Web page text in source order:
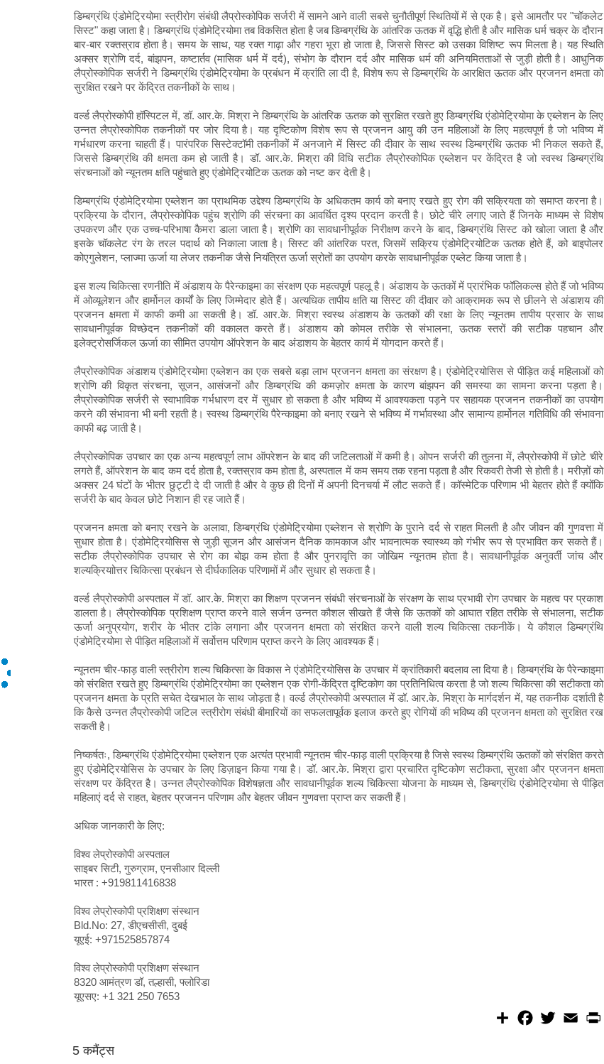
डिम्बग्रंथि एंडोमेट्रियोमा स्त्रीरोग संबंधी लैप्रोस्कोपिक सर्जरी में सामने आने वाली सबसे चुनौतीपूर्ण स्थितियों में से एक है। इसे आमतौर पर "चॉकलेट
सिस्ट" कहा जाता है। डिम्बग्रंथि एंडोमेट्रियोमा तब विकसित होता है जब डिम्बग्रंथि के आंतरिक ऊतक में वृद्धि होती है और मासिक धर्म चक्र के दौरान
बार-बार रक्तस्राव होता है। समय के साथ, यह रक्त गाढ़ा और गहरा भूरा हो जाता है, जिससे सिस्ट को उसका विशिष्ट रूप मिलता है। यह स्थिति
अक्सर श्रोणि दर्द, बांझपन, कष्टार्तव (मासिक धर्म में दर्द), संभोग के दौरान दर्द और मासिक धर्म की अनियमितताओं से जुड़ी होती है। आधुनिक
लैप्रोस्कोपिक सर्जरी ने डिम्बग्रंथि एंडोमेट्रियोमा के प्रबंधन में क्रांति ला दी है, विशेष रूप से डिम्बग्रंथि के आरक्षित ऊतक और प्रजनन क्षमता को
सुरक्षित रखने पर केंद्रित तकनीकों के साथ।
वर्ल्ड लैप्रोस्कोपी हॉस्पिटल में, डॉ. आर.के. मिश्रा ने डिम्बग्रंथि के आंतरिक ऊतक को सुरक्षित रखते हुए डिम्बग्रंथि एंडोमेट्रियोमा के एब्लेशन के लिए
उन्नत लैप्रोस्कोपिक तकनीकों पर जोर दिया है। यह दृष्टिकोण विशेष रूप से प्रजनन आयु की उन महिलाओं के लिए महत्वपूर्ण है जो भविष्य में
गर्भधारण करना चाहती हैं। पारंपरिक सिस्टेक्टॉमी तकनीकों में अनजाने में सिस्ट की दीवार के साथ स्वस्थ डिम्बग्रंथि ऊतक भी निकल सकते हैं,
जिससे डिम्बग्रंथि की क्षमता कम हो जाती है। डॉ. आर.के. मिश्रा की विधि सटीक लैप्रोस्कोपिक एब्लेशन पर केंद्रित है जो स्वस्थ डिम्बग्रंथि
संरचनाओं को न्यूनतम क्षति पहुंचाते हुए एंडोमेट्रियोटिक ऊतक को नष्ट कर देती है।
डिम्बग्रंथि एंडोमेट्रियोमा एब्लेशन का प्राथमिक उद्देश्य डिम्बग्रंथि के अधिकतम कार्य को बनाए रखते हुए रोग की सक्रियता को समाप्त करना है।
प्रक्रिया के दौरान, लैप्रोस्कोपिक पहुंच श्रोणि की संरचना का आवर्धित दृश्य प्रदान करती है। छोटे चीरे लगाए जाते हैं जिनके माध्यम से विशेष
उपकरण और एक उच्च-परिभाषा कैमरा डाला जाता है। श्रोणि का सावधानीपूर्वक निरीक्षण करने के बाद, डिम्बग्रंथि सिस्ट को खोला जाता है और
इसके चॉकलेट रंग के तरल पदार्थ को निकाला जाता है। सिस्ट की आंतरिक परत, जिसमें सक्रिय एंडोमेट्रियोटिक ऊतक होते हैं, को बाइपोलर
कोएगुलेशन, प्लाज्मा ऊर्जा या लेजर तकनीक जैसे नियंत्रित ऊर्जा स्रोतों का उपयोग करके सावधानीपूर्वक एब्लेट किया जाता है।
इस शल्य चिकित्सा रणनीति में अंडाशय के पैरेन्काइमा का संरक्षण एक महत्वपूर्ण पहलू है। अंडाशय के ऊतकों में प्रारंभिक फॉलिकल्स होते हैं जो भविष्य
में ओव्यूलेशन और हार्मोनल कार्यों के लिए जिम्मेदार होते हैं। अत्यधिक तापीय क्षति या सिस्ट की दीवार को आक्रामक रूप से छीलने से अंडाशय की
प्रजनन क्षमता में काफी कमी आ सकती है। डॉ. आर.के. मिश्रा स्वस्थ अंडाशय के ऊतकों की रक्षा के लिए न्यूनतम तापीय प्रसार के साथ
सावधानीपूर्वक विच्छेदन तकनीकों की वकालत करते हैं। अंडाशय को कोमल तरीके से संभालना, ऊतक स्तरों की सटीक पहचान और
इलेक्ट्रोसर्जिकल ऊर्जा का सीमित उपयोग ऑपरेशन के बाद अंडाशय के बेहतर कार्य में योगदान करते हैं।
लैप्रोस्कोपिक अंडाशय एंडोमेट्रियोमा एब्लेशन का एक सबसे बड़ा लाभ प्रजनन क्षमता का संरक्षण है। एंडोमेट्रियोसिस से पीड़ित कई महिलाओं को
श्रोणि की विकृत संरचना, सूजन, आसंजनों और डिम्बग्रंथि की कमज़ोर क्षमता के कारण बांझपन की समस्या का सामना करना पड़ता है।
लैप्रोस्कोपिक सर्जरी से स्वाभाविक गर्भधारण दर में सुधार हो सकता है और भविष्य में आवश्यकता पड़ने पर सहायक प्रजनन तकनीकों का उपयोग
करने की संभावना भी बनी रहती है। स्वस्थ डिम्बग्रंथि पैरेन्काइमा को बनाए रखने से भविष्य में गर्भावस्था और सामान्य हार्मोनल गतिविधि की संभावना
काफी बढ़ जाती है।
लैप्रोस्कोपिक उपचार का एक अन्य महत्वपूर्ण लाभ ऑपरेशन के बाद की जटिलताओं में कमी है। ओपन सर्जरी की तुलना में, लैप्रोस्कोपी में छोटे चीरे
लगते हैं, ऑपरेशन के बाद कम दर्द होता है, रक्तस्राव कम होता है, अस्पताल में कम समय तक रहना पड़ता है और रिकवरी तेजी से होती है। मरीज़ों को
अक्सर 24 घंटों के भीतर छुट्टी दे दी जाती है और वे कुछ ही दिनों में अपनी दिनचर्या में लौट सकते हैं। कॉस्मेटिक परिणाम भी बेहतर होते हैं क्योंकि
सर्जरी के बाद केवल छोटे निशान ही रह जाते हैं।
प्रजनन क्षमता को बनाए रखने के अलावा, डिम्बग्रंथि एंडोमेट्रियोमा एब्लेशन से श्रोणि के पुराने दर्द से राहत मिलती है और जीवन की गुणवत्ता में
सुधार होता है। एंडोमेट्रियोसिस से जुड़ी सूजन और आसंजन दैनिक कामकाज और भावनात्मक स्वास्थ्य को गंभीर रूप से प्रभावित कर सकते हैं।
सटीक लैप्रोस्कोपिक उपचार से रोग का बोझ कम होता है और पुनरावृत्ति का जोखिम न्यूनतम होता है। सावधानीपूर्वक अनुवर्ती जांच और
शल्यक्रियाोत्तर चिकित्सा प्रबंधन से दीर्घकालिक परिणामों में और सुधार हो सकता है।
वर्ल्ड लैप्रोस्कोपी अस्पताल में डॉ. आर.के. मिश्रा का शिक्षण प्रजनन संबंधी संरचनाओं के संरक्षण के साथ प्रभावी रोग उपचार के महत्व पर प्रकाश
डालता है। लैप्रोस्कोपिक प्रशिक्षण प्राप्त करने वाले सर्जन उन्नत कौशल सीखते हैं जैसे कि ऊतकों को आघात रहित तरीके से संभालना, सटीक
ऊर्जा अनुप्रयोग, शरीर के भीतर टांके लगाना और प्रजनन क्षमता को संरक्षित करने वाली शल्य चिकित्सा तकनीकें। ये कौशल डिम्बग्रंथि
एंडोमेट्रियोमा से पीड़ित महिलाओं में सर्वोत्तम परिणाम प्राप्त करने के लिए आवश्यक हैं।
न्यूनतम चीर-फाड़ वाली स्त्रीरोग शल्य चिकित्सा के विकास ने एंडोमेट्रियोसिस के उपचार में क्रांतिकारी बदलाव ला दिया है। डिम्बग्रंथि के पैरेन्काइमा
को संरक्षित रखते हुए डिम्बग्रंथि एंडोमेट्रियोमा का एब्लेशन एक रोगी-केंद्रित दृष्टिकोण का प्रतिनिधित्व करता है जो शल्य चिकित्सा की सटीकता को
प्रजनन क्षमता के प्रति सचेत देखभाल के साथ जोड़ता है। वर्ल्ड लैप्रोस्कोपी अस्पताल में डॉ. आर.के. मिश्रा के मार्गदर्शन में, यह तकनीक दर्शाती है
कि कैसे उन्नत लैप्रोस्कोपी जटिल स्त्रीरोग संबंधी बीमारियों का सफलतापूर्वक इलाज करते हुए रोगियों की भविष्य की प्रजनन क्षमता को सुरक्षित रख
सकती है।
निष्कर्षतः, डिम्बग्रंथि एंडोमेट्रियोमा एब्लेशन एक अत्यंत प्रभावी न्यूनतम चीर-फाड़ वाली प्रक्रिया है जिसे स्वस्थ डिम्बग्रंथि ऊतकों को संरक्षित करते
हुए एंडोमेट्रियोसिस के उपचार के लिए डिज़ाइन किया गया है। डॉ. आर.के. मिश्रा द्वारा प्रचारित दृष्टिकोण सटीकता, सुरक्षा और प्रजनन क्षमता
संरक्षण पर केंद्रित है। उन्नत लैप्रोस्कोपिक विशेषज्ञता और सावधानीपूर्वक शल्य चिकित्सा योजना के माध्यम से, डिम्बग्रंथि एंडोमेट्रियोमा से पीड़ित
महिलाएं दर्द से राहत, बेहतर प्रजनन परिणाम और बेहतर जीवन गुणवत्ता प्राप्त कर सकती हैं।
अधिक जानकारी के लिए:
विश्व लेप्रोस्कोपी अस्पताल
साइबर सिटी, गुरुग्राम, एनसीआर दिल्ली
भारत : +919811416838
विश्व लेप्रोस्कोपी प्रशिक्षण संस्थान
Bld.No: 27, डीएचसीसी, दुबई
यूएई: +971525857874
विश्व लेप्रोस्कोपी प्रशिक्षण संस्थान
8320 आमंत्रण डॉ, तल्हासी, फ्लोरिडा
यूएसए: +1 321 250 7653
S
w
m
5 कमैंट्स